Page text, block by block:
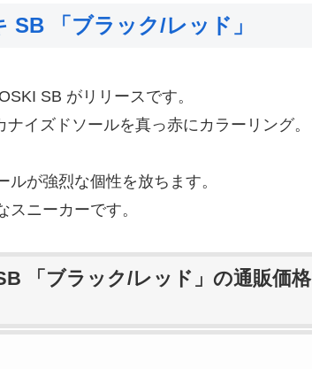
「ブラック/レッド」
SB がリリースです。
イズドソールを真っ赤にカラーリング。
が強烈な個性を放ちます。
ニーカーです。
「ブラック/レッド」の通販価格